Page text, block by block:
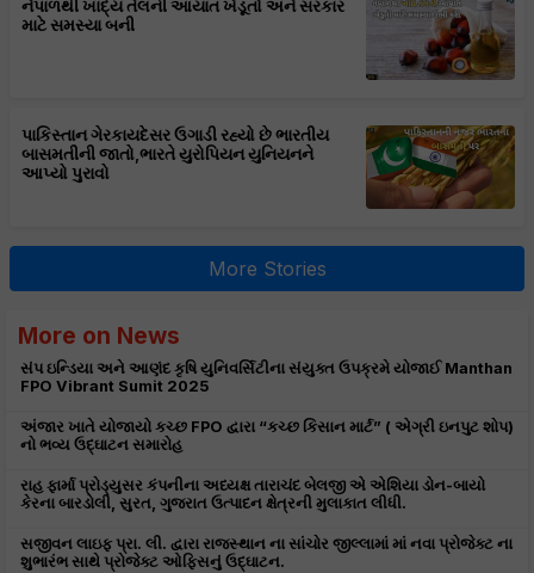
નેપાળથી ખાદ્ય તેલની આયાત ખેડૂતો અને સરકાર
માટે સમસ્યા બની
પાકિસ્તાન ગેરકાયદેસર ઉગાડી રહ્યો છે ભારતીય
બાસમતીની જાતો,ભારતે યુરોપિયન યુનિયનને
આપ્યો પુરાવો
More Stories
More on News
સંપ ઇન્ડિયા અને આણંદ કૃષિ યુનિવર્સિટીના સંયુક્ત ઉપક્રમે યોજાઈ Manthan
FPO Vibrant Sumit 2025
અંજાર ખાતે યોજાયો કચ્છ FPO દ્વારા “કચ્છ કિસાન માર્ટ” ( એગ્રી ઇનપુટ શોપ)
નો ભવ્ય ઉદ્ઘાટન સમારોહ
રાહ ફાર્મા પ્રોડ્યુસર કંપનીના અધ્યક્ષ તારાચંદ બેલજી એ એશિયા ડોન-બાયો
કેરના બારડોલી, સુરત, ગુજરાત ઉત્પાદન ક્ષેત્રની મુલાકાત લીધી.
સજીવન લાઇફ પ્રા. લી. દ્વારા રાજસ્થાન ના સાંચોર જીલ્લામાં માં નવા પ્રોજેક્ટ ના
શુભારંભ સાથે પ્રોજેક્ટ ઓફિસનું ઉદ્ઘાટન.